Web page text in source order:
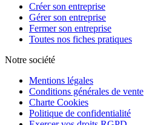
Créer son entreprise
Gérer son entreprise
Fermer son entreprise
Toutes nos fiches pratiques
Notre société
Mentions légales
Conditions générales de vente
Charte Cookies
Politique de confidentialité